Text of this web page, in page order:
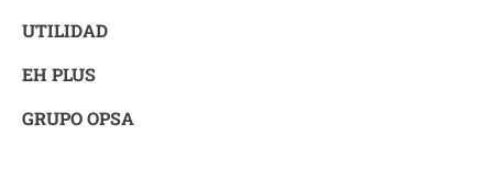
UTILIDAD
EH PLUS
GRUPO OPSA